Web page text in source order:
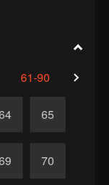
61-90
65
70